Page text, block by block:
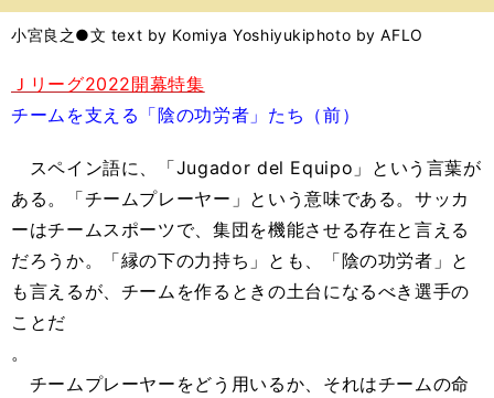
バ
小宮良之●文 text by Komiya Yoshiyukiphoto by AFLO
Ｊリーグ2022開幕特集
チームを支える「陰の功労者」たち（前）
スペイン語に、「Jugador del Equipo」という言葉が
ある。「チームプレーヤー」という意味である。サッカ
ーはチームスポーツで、集団を機能させる存在と言える
だろうか。「縁の下の力持ち」とも、「陰の功労者」と
も言えるが、チームを作るときの土台になるべき選手の
ことだ
。
チームプレーヤーをどう用いるか、それはチームの命